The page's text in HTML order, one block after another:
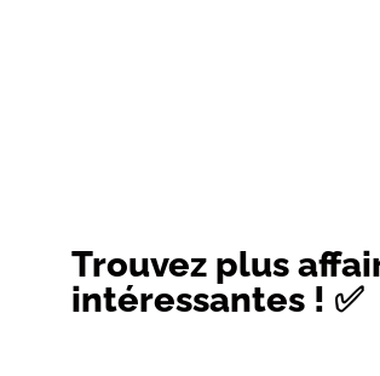
Trouvez plus
intéressantes ! ✅